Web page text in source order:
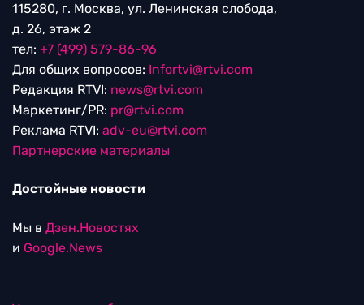
115280, г. Москва, ул. Ленинская слобода,
д. 26, этаж 2
тел: +7 (499) 579-86-96
Для общих вопросов: Infortvi@rtvi.com
Редакция RTVI: news@rtvi.com
Маркетинг/PR: pr@rtvi.com
Реклама RTVI: adv-eu@rtvi.com
Партнерские материалы
Достойные новости
Мы в Дзен.Новостях
и Google.News